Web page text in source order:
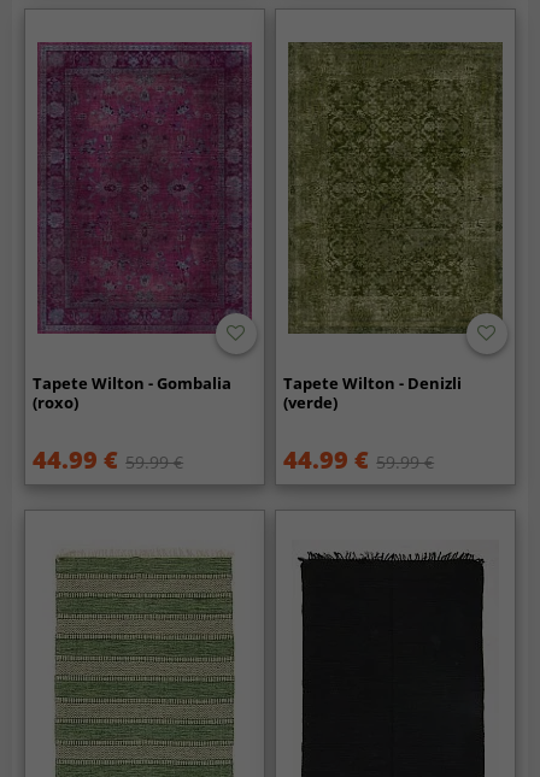
Tapete Wilton - Gombalia
(roxo)
44.99 € 59.99 €
Tapete Wilton - Denizli
(verde)
44.99 € 59.99 €